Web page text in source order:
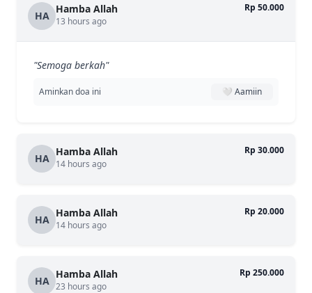
HA
Hamba Allah
13 hours ago
Rp 50.000
"Semoga berkah"
Aminkan doa ini 🤍 Aamiin
HA
Hamba Allah
14 hours ago
Rp 30.000
HA
Hamba Allah
14 hours ago
Rp 20.000
HA
Hamba Allah
23 hours ago
Rp 250.000